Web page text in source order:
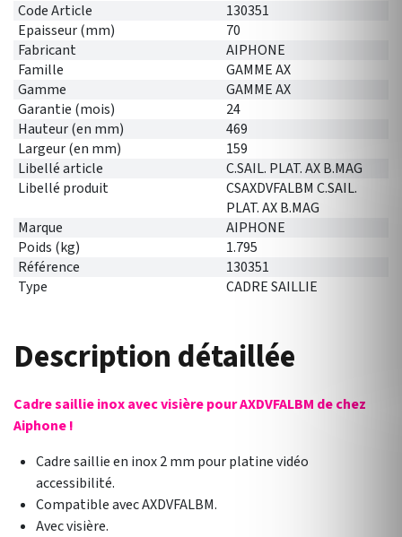
Code Article
130351
Epaisseur (mm)
70
Fabricant
AIPHONE
Famille
GAMME AX
Gamme
GAMME AX
Garantie (mois)
24
Hauteur (en mm)
469
Largeur (en mm)
159
Libellé article
C.SAIL. PLAT. AX B.MAG
Libellé produit
CSAXDVFALBM C.SAIL.
PLAT. AX B.MAG
Marque
AIPHONE
Poids (kg)
1.795
Référence
130351
Type
CADRE SAILLIE
Description détaillée
Cadre saillie inox avec visière pour AXDVFALBM de chez
Aiphone !
Cadre saillie en inox 2 mm pour platine vidéo
accessibilité.
Compatible avec AXDVFALBM.
Avec visière.